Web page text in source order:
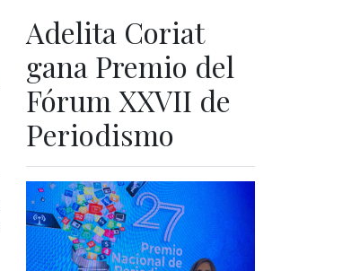
Adelita Coriat
gana Premio del
Fórum XXVII de
Periodismo